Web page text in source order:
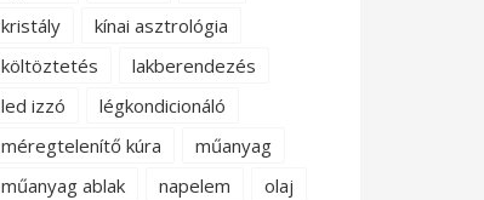
kristály
kínai asztrológia
költöztetés
lakberendezés
led izzó
légkondicionáló
méregtelenítő kúra
műanyag
műanyag ablak
napelem
olaj